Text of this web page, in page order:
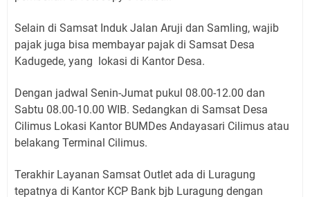
Selain di Samsat Induk Jalan Aruji dan Samling, wajib
pajak juga bisa membayar pajak di Samsat Desa
Kadugede, yang lokasi di Kantor Desa.
Dengan jadwal Senin-Jumat pukul 08.00-12.00 dan
Sabtu 08.00-10.00 WIB. Sedangkan di Samsat Desa
Cilimus Lokasi Kantor BUMDes Andayasari Cilimus atau
belakang Terminal Cilimus.
Terakhir Layanan Samsat Outlet ada di Luragung
tepatnya di Kantor KCP Bank bjb Luragung dengan